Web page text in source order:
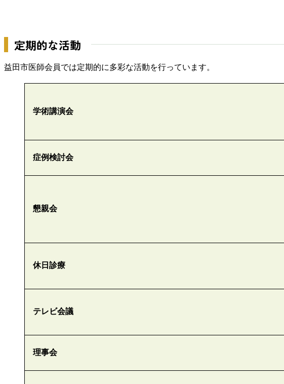
定期的な活動
益田市医師会員では定期的に多彩な活動を行っています。
学術講演会
症例検討会
懇親会
休日診療
テレビ会議
理事会